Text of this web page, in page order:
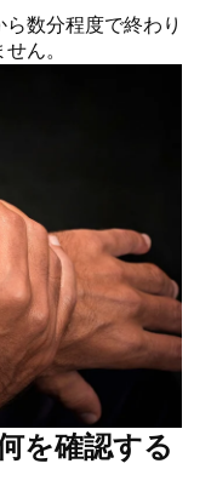
数分程度で終わり
ん。
を確認する